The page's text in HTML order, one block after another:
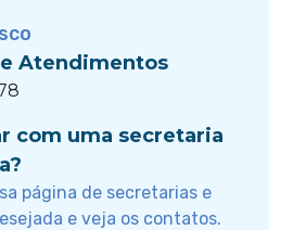
Atendimentos
com uma secretaria
página de secretarias e
e veja os contatos.